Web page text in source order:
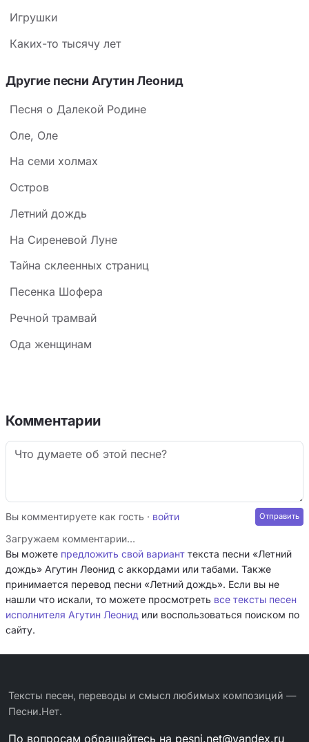
Игрушки
Каких-то тысячу лет
Другие песни Агутин Леонид
Песня о Далекой Родине
Оле, Оле
На семи холмах
Остров
Летний дождь
На Сиреневой Луне
Тайна склеенных страниц
Песенка Шофера
Речной трамвай
Ода женщинам
Комментарии
Вы комментируете как гость · войти
Загружаем комментарии…
Вы можете предложить свой вариант текста песни «Летний
дождь» Агутин Леонид с аккордами или табами. Также
принимается перевод песни «Летний дождь». Если вы не
нашли что искали, то можете просмотреть все тексты песен
исполнителя Агутин Леонид или воспользоваться поиском по
сайту.
Тексты песен, переводы и смысл любимых композиций —
Песни.Нет.
По вопросам обращайтесь на pesni.net@yandex.ru